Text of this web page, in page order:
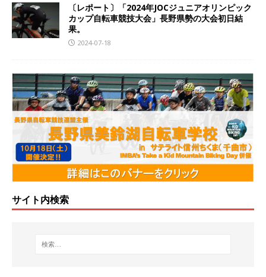
〔レポート〕「2024年JOCジュニアオリンピック
カップ自転車競技大会」長野県勢の大会初日結
果。
2024-07-18
サイト内検索